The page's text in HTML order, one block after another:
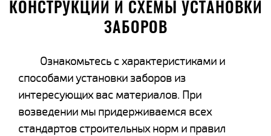
КОНСТРУКЦИИ И СХЕМЫ УСТАНОВКИ
ЗАБОРОВ
Ознакомьтесь с характеристиками и
способами установки заборов из
интересующих вас материалов. При
возведении мы придерживаемся всех
стандартов строительных норм и правил